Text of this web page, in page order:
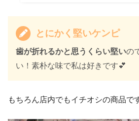
とにかく堅いケンピ
歯が折れるかと思うくらい堅いの
い！素朴な味で私は好きです💕
もちろん店内でもイチオシの商品で